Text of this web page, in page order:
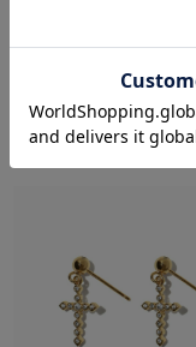
重さ：約0.7g（片耳）
Recommended Items